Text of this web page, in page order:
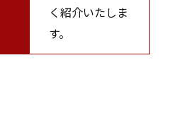
く紹介いたしま
す。